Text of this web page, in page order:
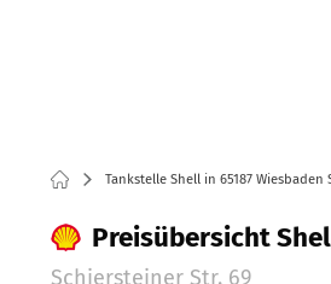
Tankstelle Shell in 65187 Wiesbaden
Preisübersicht
Schiersteiner Str. 69